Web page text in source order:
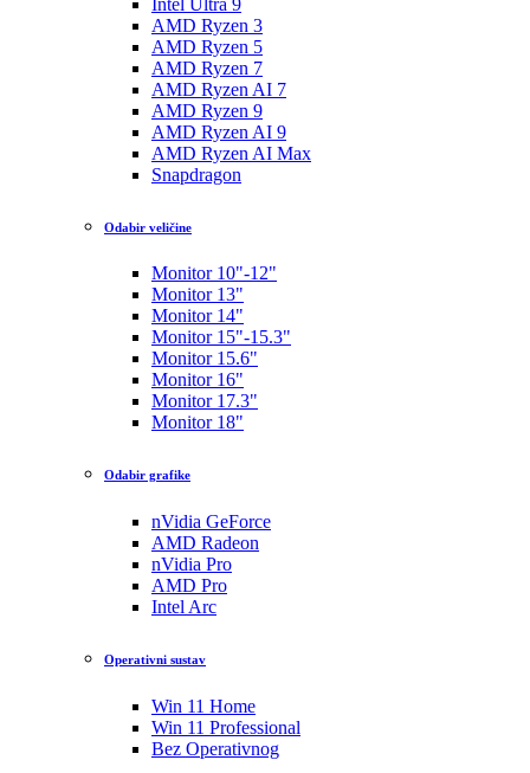
AMD Ryzen 3
AMD Ryzen 5
AMD Ryzen 7
AMD Ryzen AI 7
AMD Ryzen 9
AMD Ryzen AI 9
AMD Ryzen AI Max
Snapdragon
Odabir veličine
Monitor 10"-12"
Monitor 13"
Monitor 14"
Monitor 15"-15.3"
Monitor 15.6"
Monitor 16"
Monitor 17.3"
Monitor 18"
Odabir grafike
nVidia GeForce
AMD Radeon
nVidia Pro
AMD Pro
Intel Arc
Operativni sustav
Win 11 Home
Win 11 Professional
Bez Operativnog